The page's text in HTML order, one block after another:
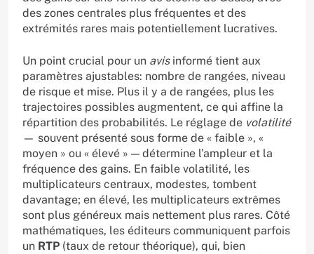
des zones centrales plus fréquentes et des
extrémités rares mais potentiellement lucratives.
Un point crucial pour un avisinformé tient aux
paramètres ajustables: nombre de rangées, niveau
de risque et mise. Plus il y a de rangées, plus les
trajectoires possibles augmentent, ce qui affine la
répartition des probabilités. Le réglage de volatilité
— souvent présenté sous forme de « faible », «
moyen » ou « élevé » — détermine l’ampleur et la
fréquence des gains. En faible volatilité, les
multiplicateurs centraux, modestes, tombent
davantage; en élevé, les multiplicateurs extrêmes
sont plus généreux mais nettement plus rares. Côté
mathématiques, les éditeurs communiquent parfois
un RTP (taux de retour théorique), qui, bien